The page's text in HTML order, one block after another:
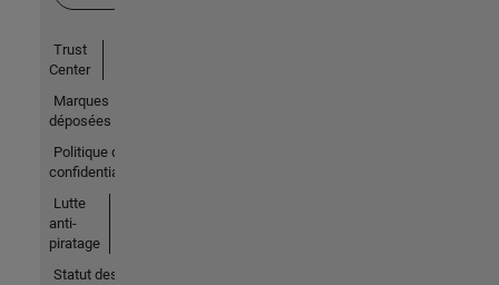
Trust
Center
Marques
déposées
Politique de
confidentialité
Lutte
anti-
piratage
Statut des